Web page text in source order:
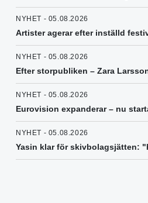
NYHET - 05.08.2026
Artister agerar efter inställd
NYHET - 05.08.2026
Efter storpubliken – Zara
NYHET - 05.08.2026
Eurovision expanderar – nu
NYHET - 05.08.2026
Yasin klar för skivbolagsjätten: